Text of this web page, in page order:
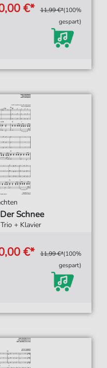
€* 11,99 €*(100%
gespart)
Schnee
+ Klavier
€* 11,99 €*(100%
gespart)